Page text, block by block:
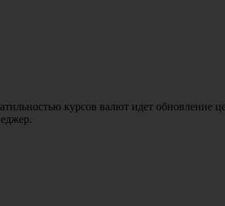
курсов валют идет обновление